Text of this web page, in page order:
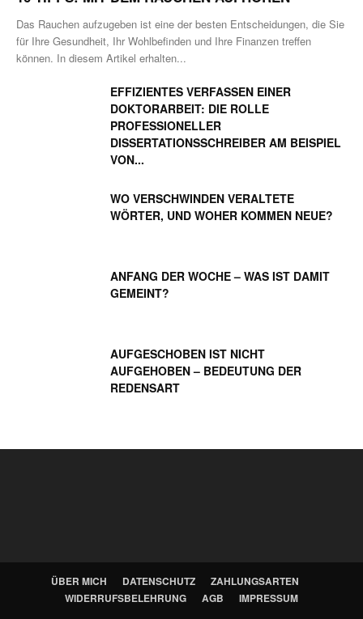
Das Rauchen aufzugeben ist eine der besten Entscheidungen, die Sie
für Ihre Gesundheit, Ihr Wohlbefinden und Ihre Finanzen treffen
können. In diesem Artikel erhalten...
EFFIZIENTES VERFASSEN EINER
DOKTORARBEIT: DIE ROLLE
PROFESSIONELLER
DISSERTATIONSSCHREIBER AM BEISPIEL
VON...
WO VERSCHWINDEN VERALTETE
WÖRTER, UND WOHER KOMMEN NEUE?
ANFANG DER WOCHE – WAS IST DAMIT
GEMEINT?
AUFGESCHOBEN IST NICHT
AUFGEHOBEN – BEDEUTUNG DER
REDENSART
ÜBER MICH DATENSCHUTZ
ZAHLUNGSARTEN
WIDERRUFSBELEHRUNG
AGB IMPRESSUM